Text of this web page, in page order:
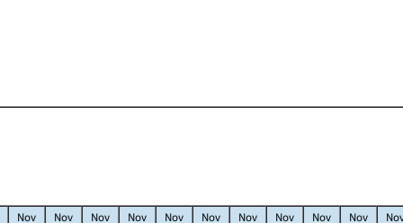
Nov Nov Nov Nov Nov Nov Nov Nov Nov Nov